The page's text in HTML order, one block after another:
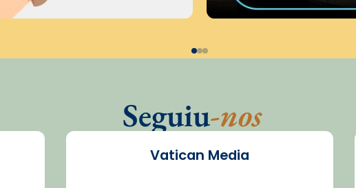
Seguiu-nos
Vatican Media